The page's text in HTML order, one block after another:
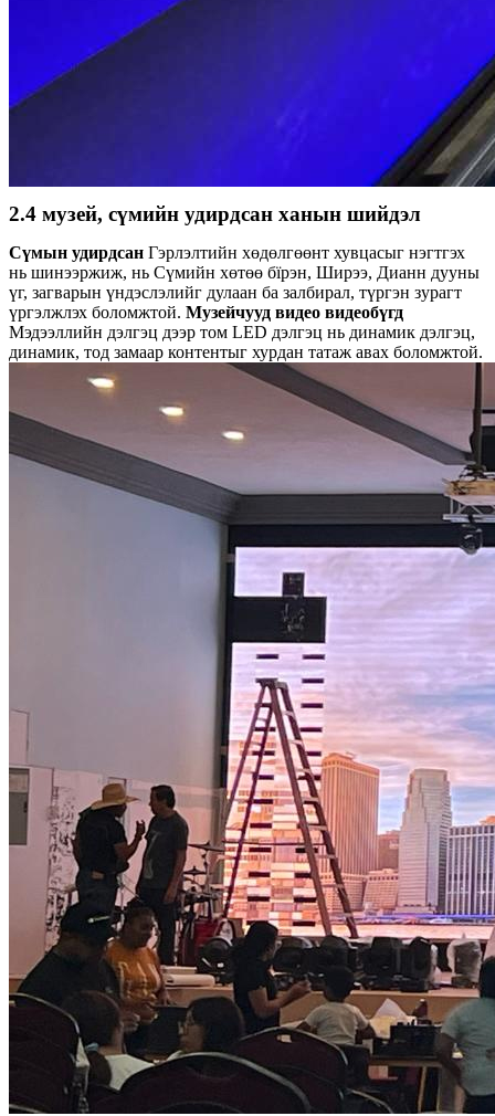
2.4 музей, сүмийн удирдсан ханын шийдэл
Сүмын удирдсан Гэрлэлтийн хөдөлгөөнт хувцасыг нэгтгэх
нь шинээржиж, нь Сүмийн хөтөө бїрэн, Ширээ, Дианн дууны
үг, загварын үндэслэлийг дулаан ба залбирал, түргэн зурагт
үргэлжлэх боломжтой. Музейчууд видео видеобүгд
Мэдээллийн дэлгэц дээр том LED дэлгэц нь динамик дэлгэц,
динамик, тод замаар контентыг хурдан татаж авах боломжтой.